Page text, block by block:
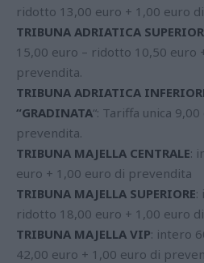
ridotto 13,00 euro + 1,00 euro
TRIBUNA ADRIATICA
15,00 euro – ridotto 10,50 euro
prevendita.
TRIBUNA ADRIATICA
“GRADINATA“: Tariffa unica
prevendita.
TRIBUNA MAJELLA CENTRALE:
euro + 1,00 euro di prevendita
TRIBUNA MAJELLA SUPERIORE:
ridotto 18,00 euro + 1,00 euro
TRIBUNA MAJELLA VIP: intero
42,00 euro + 1,00 euro di